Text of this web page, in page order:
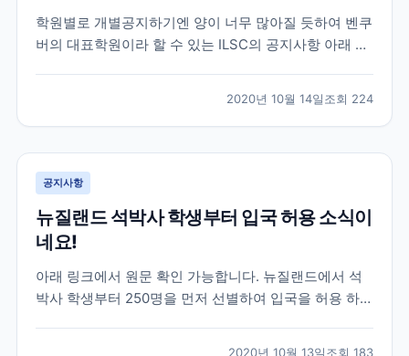
학원별로 개별공지하기엔 양이 너무 많아질 듯하여 벤쿠
버의 대표학원이라 할 수 있는 ILSC의 공지사항 아래 첨
위한 새로운 DLI넘버의 발표가 시작되고 있습니다. 벤쿠
버에 많은 학원 및 교육기관들이 현재 심사중이거나 심...
2020년 10월 14일조회 224
공지사항
뉴질랜드 석박사 학생부터 입국 허용 소식이
네요!
아래 링크에서 원문 확인 가능합니다. 뉴질랜드에서 석
박사 학생부터 250명을 먼저 선별하여 입국을 허용 하겠
2020년 10월 13일조회 183